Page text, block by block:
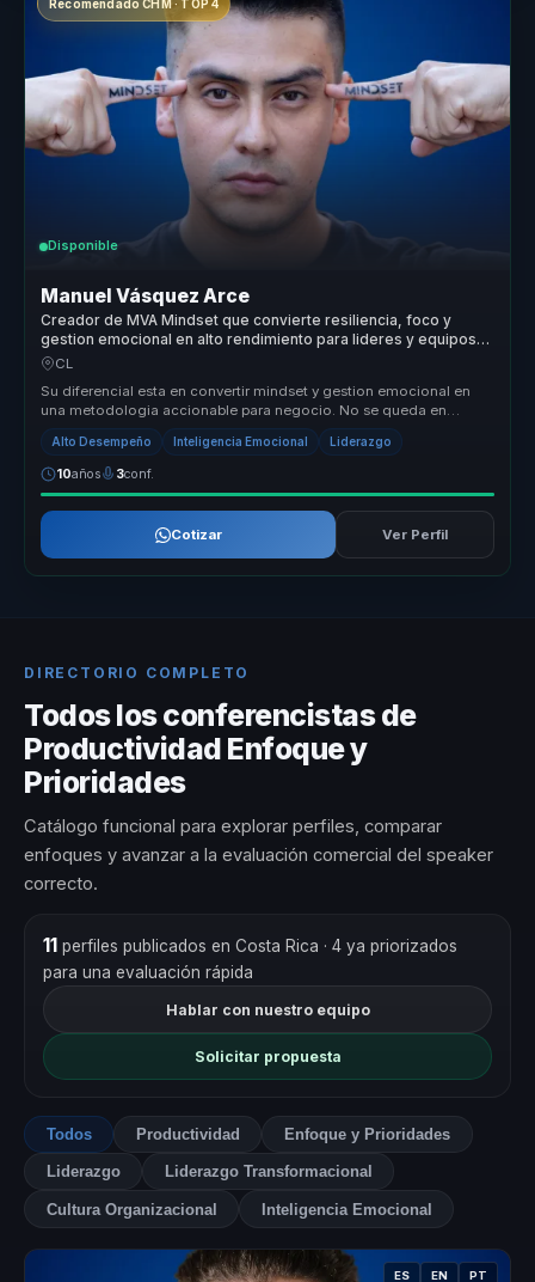
Recomendado CHM · TOP 4
Disponible
Manuel Vásquez Arce
Creador de MVA Mindset que convierte resiliencia, foco y
gestion emocional en alto rendimiento para lideres y equipos
comerciales.
CL
Su diferencial esta en convertir mindset y gestion emocional en
una metodologia accionable para negocio. No se queda en
inspiracion: llev...
Alto Desempeño Inteligencia Emocional Liderazgo
10años 3conf.
Cotizar Ver Perfil
DIRECTORIO COMPLETO
Todos los conferencistas de
Productividad Enfoque y
Prioridades
Catálogo funcional para explorar perfiles, comparar
enfoques y avanzar a la evaluación comercial del speaker
correcto.
11 perfiles publicados en Costa Rica · 4 ya priorizados
para una evaluación rápida
Hablar con nuestro equipo
Solicitar propuesta
Todos Productividad Enfoque y Prioridades
Liderazgo Liderazgo Transformacional
Cultura Organizacional Inteligencia Emocional
ES EN PT